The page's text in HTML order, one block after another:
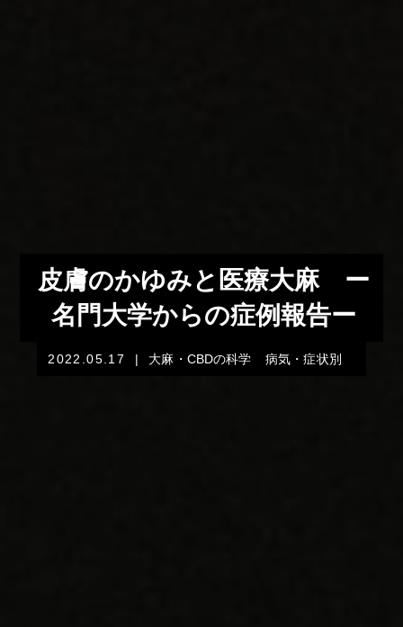
皮膚のかゆみと医療大麻 ー
名門大学からの症例報告ー
2022.05.17 | 大麻・CBDの科学 病気・症状別